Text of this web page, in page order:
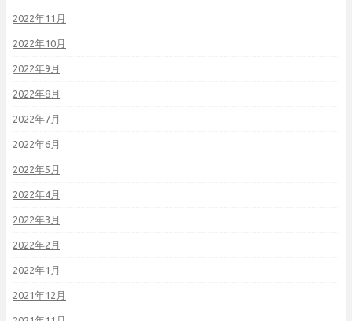
2022年11月
2022年10月
2022年9月
2022年8月
2022年7月
2022年6月
2022年5月
2022年4月
2022年3月
2022年2月
2022年1月
2021年12月